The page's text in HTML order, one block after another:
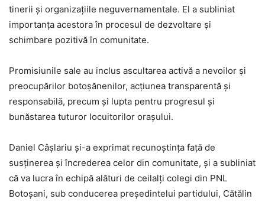
tinerii și organizațiile neguvernamentale. El a subliniat
importanța acestora în procesul de dezvoltare și
schimbare pozitivă în comunitate.
Promisiunile sale au inclus ascultarea activă a nevoilor și
preocupărilor botoșănenilor, acțiunea transparentă și
responsabilă, precum și lupta pentru progresul și
bunăstarea tuturor locuitorilor orașului.
Daniel Câșlariu și-a exprimat recunoștința față de
susținerea și încrederea celor din comunitate, și a subliniat
că va lucra în echipă alături de ceilalți colegi din PNL
Botoșani, sub conducerea președintelui partidului, Cătălin